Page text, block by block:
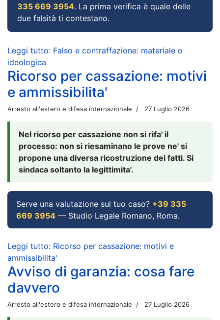
335 669 3954. La prima verifica è quale delle
due falsità ti contestano.
Leggi tutto: Falso e contraffazione: materiale o
ideologica
Ricorso per cassazione: motivi
e ammissibilita'
Arresto all'estero e difesa internazionale 27 Luglio 2026
Nel ricorso per cassazione non si rifa' il
processo: non si riesaminano le prove ne' si
propone una diversa ricostruzione dei fatti. Si
sindaca soltanto la legittimita'.
Serve una valutazione sul tuo caso? +39 335
669 3954 — Studio Legale Romano, Roma.
Leggi tutto: Ricorso per cassazione: motivi e
ammissibilita'
Avviso di garanzia: cosa fare
davvero
Arresto all'estero e difesa internazionale 27 Luglio 2026